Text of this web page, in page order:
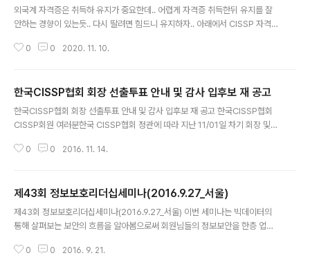
갈 24-4 (역삼동, 토즈타워) D. 세부일정 : 1부(18:30~19:30) : 참석회원간의
상호인사 2부(19:30~..
외국계 자격증은 취득하 유지가 중요한데.. 어렵게 자격증 취득한뒤 유지를 잘
안하는 경향이 있는듯.. 다시 딸려면 힘드니 유지하자.. 아래에서 CISSP 자격증
Family name(성) : 영문으로 입력 자격증 번호: 숫자로 입력
0 0 2020. 11. 10.
한국CISSP협회 회장 선출투표 안내 및 감사 입후보 재 공고
한국CISSP협회 회장 선출투표 안내 및 감사 입후보 재 공고 한국CISSP협회
CISSP회원 여러분한국 CISSP협회 정관에 따라 지난 11/01일 차기 회장 및
일간)중 차기 회장에 입후보한 인원에 대하여 사무국에서 입후보자와 추천자의
찬반투표로 차기 회장을 선출하고자 합니다.또한, 입후보기간에 차기 감사에 입
후보한 인원이 없어 협회 임원선출규정에 따라 감사 입후보기간을 11월30일
(수)까지로 연장하고 선출은 정기총회시에 진행하게 됨을 안내합니다. (감사입
0 0 2016. 11. 14.
제43회 정보보호리더십세미나(2016.9.27_서울)
제43회 정보보호리더십세미나(2016.9.27_서울) 이번 세미나는 빅데이터의
통해 살펴보는 보안의 흐름을 알아봄으로써 회원님들의 정보보안을 한층 업그
이터 활용방안과 보안, 해외 의료기관의 빅데이터 솔루션과 보안 개발 사례 그
0 0 2016. 9. 21.